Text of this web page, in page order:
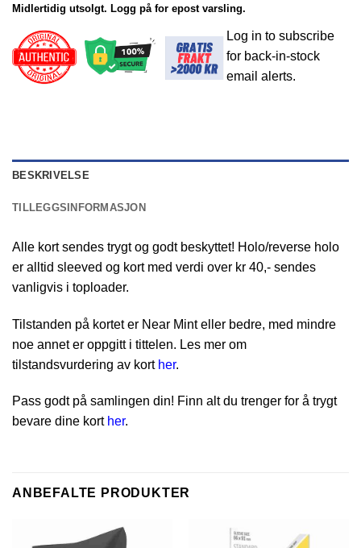
Midlertidig utsolgt. Logg på for epost varsling.
Log in to subscribe
for back-in-stock
email alerts.
BESKRIVELSE
TILLEGGSINFORMASJON
Alle kort sendes trygt og godt beskyttet! Holo/reverse holo
er alltid sleeved og kort med verdi over kr 40,- sendes
vanligvis i toploader.
Tilstanden på kortet er Near Mint eller bedre, med mindre
noe annet er oppgitt i tittelen. Les mer om
tilstandsvurdering av kort her.
Pass godt på samlingen din! Finn alt du trenger for å trygt
bevare dine kort her.
ANBEFALTE PRODUKTER